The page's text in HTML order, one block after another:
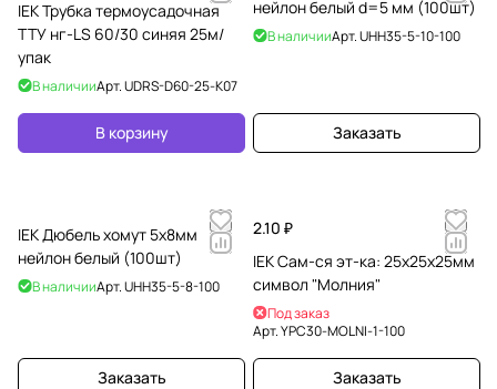
IEK Трубка термоусадочная
ТТУ нг-LS 60/30 синяя 25м/
упак
В наличииАрт.UDRS-D60-25-K07
В корзину
нейлон белый d=5 мм (100шт)
В наличииАрт.UHH35-5-10-100
Заказать
IEK Дюбель хомут 5х8мм
нейлон белый (100шт)
В наличииАрт.UHH35-5-8-100
Заказать
2.10 ₽
IEK Сам-ся эт-ка: 25х25х25мм
символ "Молния"
Под заказ
Арт.YPC30-MOLNI-1-100
Заказать